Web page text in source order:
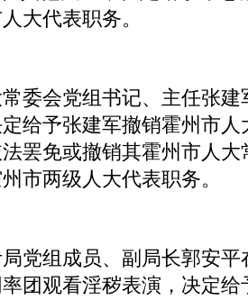
大代表职务。
会党组书记、主任张建
给予张建军撤销霍州市
罢免或撤销其霍州市人
市两级人大代表职务。
组成员、副局长郭安平
团观看淫秽表演，决定